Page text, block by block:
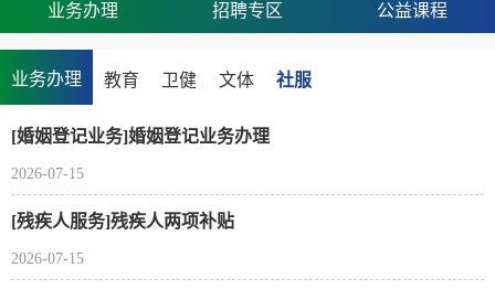
业务办理 招聘专区 公益课程
业务办理 教育 卫健 文体 社服
[婚姻登记业务]婚姻登记业务办理
2026-07-15
[残疾人服务]残疾人两项补贴
2026-07-15